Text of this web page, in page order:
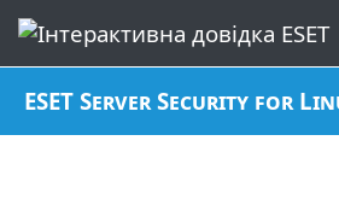
ESET Server Security for